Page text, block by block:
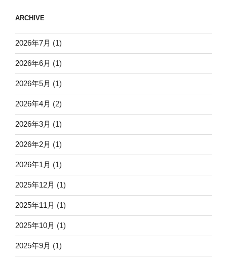
ARCHIVE
2026年7月 (1)
2026年6月 (1)
2026年5月 (1)
2026年4月 (2)
2026年3月 (1)
2026年2月 (1)
2026年1月 (1)
2025年12月 (1)
2025年11月 (1)
2025年10月 (1)
2025年9月 (1)